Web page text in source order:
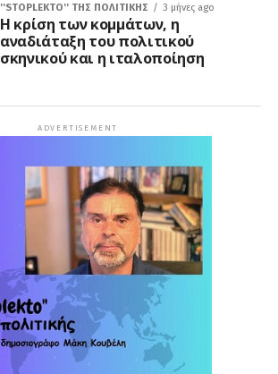
''STOPLEKTO'' ΤΗΣ ΠΟΛΙΤΙΚΗΣ 3 μήνες ago
Η κρίση των κομμάτων, η
αναδιάταξη του πολιτικού
σκηνικού και η ιταλοποίηση
ADVERTISEMENT